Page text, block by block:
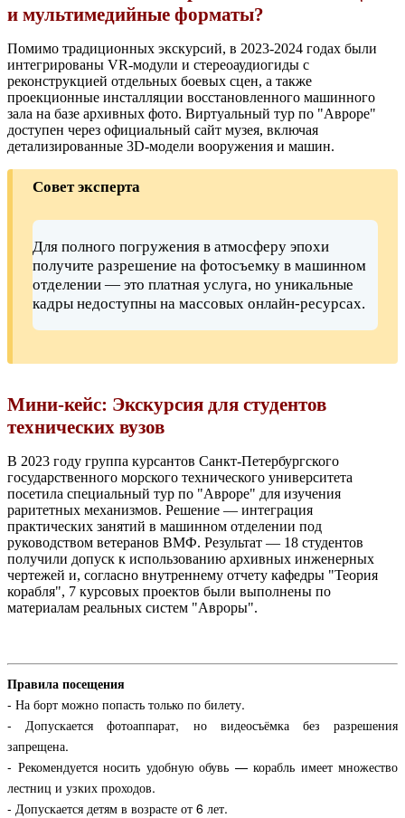
и мультимедийные форматы?
Помимо традиционных экскурсий, в 2023-2024 годах были
интегрированы VR-модули и стереоаудиогиды с
реконструкцией отдельных боевых сцен, а также
проекционные инсталляции восстановленного машинного
зала на базе архивных фото. Виртуальный тур по "Авроре"
доступен через официальный сайт музея, включая
детализированные 3D-модели вооружения и машин.
Совет эксперта
Для полного погружения в атмосферу эпохи
получите разрешение на фотосъемку в машинном
отделении — это платная услуга, но уникальные
кадры недоступны на массовых онлайн-ресурсах.
Мини-кейс: Экскурсия для студентов
технических вузов
В 2023 году группа курсантов Санкт-Петербургского
государственного морского технического университета
посетила специальный тур по "Авроре" для изучения
раритетных механизмов. Решение — интеграция
практических занятий в машинном отделении под
руководством ветеранов ВМФ. Результат — 18 студентов
получили допуск к использованию архивных инженерных
чертежей и, согласно внутреннему отчету кафедры "Теория
корабля", 7 курсовых проектов были выполнены по
материалам реальных систем "Авроры".
Правила посещения
- На борт можно попасть только по билету.
- Допускается фотоаппарат, но видеосъёмка без разрешения
запрещена.
- Рекомендуется носить удобную обувь — корабль имеет множество
лестниц и узких проходов.
- Допускается детям в возрасте от 6 лет.